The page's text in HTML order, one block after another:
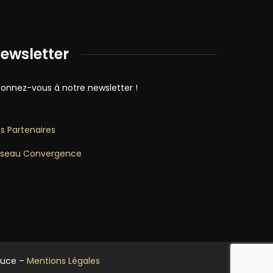
vous à notre newsletter !
Partenaires
Convergence
– Mentions Légales